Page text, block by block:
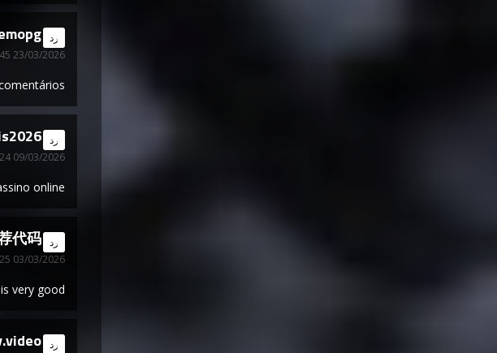
says:
23/03/2026 at 15:45
رد
says:
09/03/2026 at 02:24
رد
online?
代码
says:
03/03/2026 at 04:25
رد
very good.
says:
رد